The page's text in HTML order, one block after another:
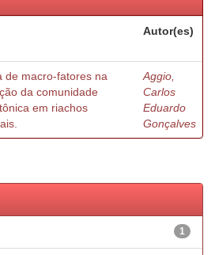
Autor(es)
de macro-fatores na
da comunidade
em riachos
Aggio,
Carlos
Eduardo
Gonçalves
1